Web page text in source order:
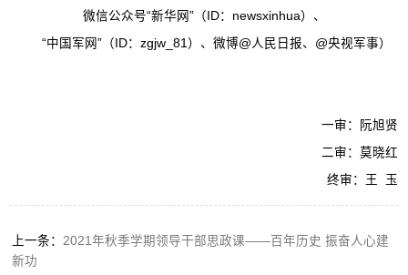
微信公众号“新华网”（ID：newsxinhua）、
“中国军网”（ID：zgjw_81）、微博@人民日报、@央视军事）
一审：阮旭贤
二审：莫晓红
终审：王 玉
上一条： 2021年秋季学期领导干部思政课——百年历史 振奋人心建
新功